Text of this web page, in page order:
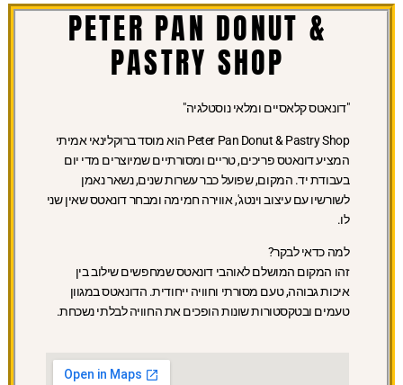
PETER PAN DONUT &
PASTRY SHOP
"דונאטס קלאסיים ומלאי נוסטלגיה"
Peter Pan Donut & Pastry Shop הוא מוסד ברוקלינאי אמיתי
המציע דונאטס פריכים, טריים ומסורתיים שמיוצרים מדי יום
בעבודת יד. המקום, שפועל כבר עשרות שנים, נשאר נאמן
לשורשיו עם עיצוב וינטג', אווירה חמימה ומבחר דונאטס שאין שני
לו.
למה כדאי לבקר?
זהו המקום המושלם לאוהבי דונאטס שמחפשים שילוב בין
איכות גבוהה, טעם מסורתי וחוויה ייחודית. הדונאטס במגוון
טעמים ובטקסטורות שונות הופכים את החוויה לבלתי נשכחת.